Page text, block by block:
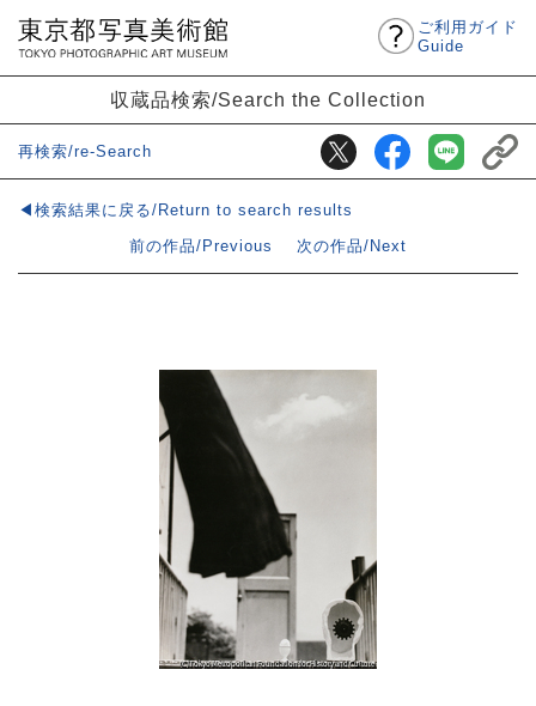
ご利用ガイド
Guide
収蔵品検索/Search the Collection
再検索/re-Search
◀検索結果に戻る/Return to search results
前の作品/Previous
次の作品/Next